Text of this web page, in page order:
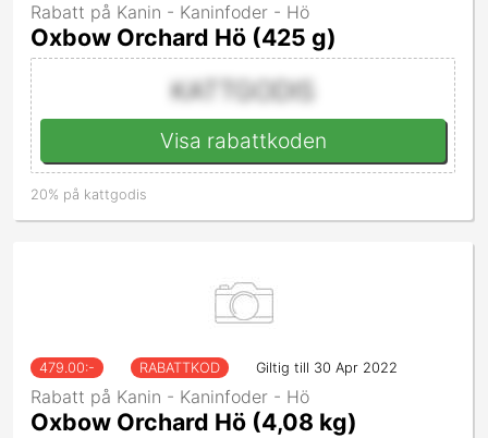
Rabatt på Kanin - Kaninfoder - Hö
Oxbow Orchard Hö (425 g)
KATTGODIS
Visa rabattkoden
20% på kattgodis
479.00:- RABATTKOD Giltig till 30 Apr 2022
Rabatt på Kanin - Kaninfoder - Hö
Oxbow Orchard Hö (4,08 kg)